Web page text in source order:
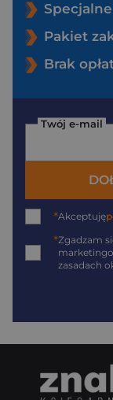
Pakiet
Brak
Twój e-mail
*Akceptuję
*Zgadzam
zasadach